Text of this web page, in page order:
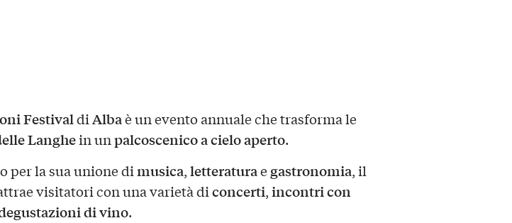
FestivaldiAlbaè un evento annuale che trasforma le
Langhein unpalcoscenico a cielo aperto.
per la sua unione dimusica,letteraturaegastronomia, il
visitatori con una varietà diconcerti,incontri con
di vino.